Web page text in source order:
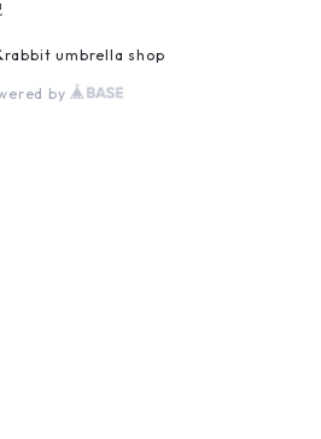
umbrella shop
by